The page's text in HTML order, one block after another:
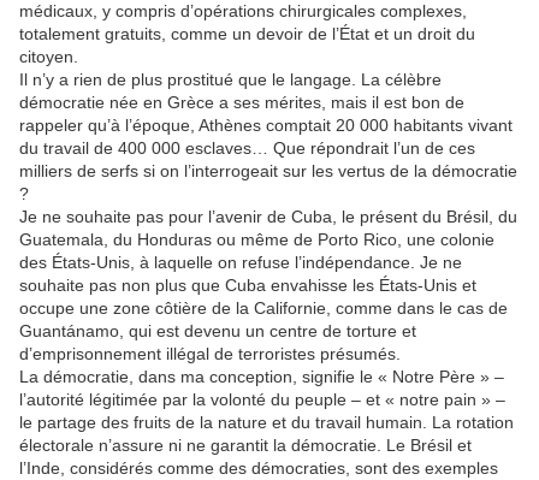
médicaux, y compris d’opérations chirurgicales complexes,
totalement gratuits, comme un devoir de l’État et un droit du
citoyen.
Il n’y a rien de plus prostitué que le langage. La célèbre
démocratie née en Grèce a ses mérites, mais il est bon de
rappeler qu’à l’époque, Athènes comptait 20 000 habitants vivant
du travail de 400 000 esclaves… Que répondrait l’un de ces
milliers de serfs si on l’interrogeait sur les vertus de la démocratie
?
Je ne souhaite pas pour l’avenir de Cuba, le présent du Brésil, du
Guatemala, du Honduras ou même de Porto Rico, une colonie
des États-Unis, à laquelle on refuse l’indépendance. Je ne
souhaite pas non plus que Cuba envahisse les États-Unis et
occupe une zone côtière de la Californie, comme dans le cas de
Guantánamo, qui est devenu un centre de torture et
d’emprisonnement illégal de terroristes présumés.
La démocratie, dans ma conception, signifie le « Notre Père » –
l’autorité légitimée par la volonté du peuple – et « notre pain » –
le partage des fruits de la nature et du travail humain. La rotation
électorale n’assure ni ne garantit la démocratie. Le Brésil et
l’Inde, considérés comme des démocraties, sont des exemples